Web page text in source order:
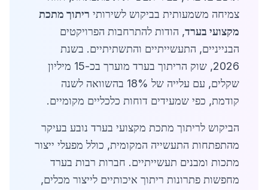
צמיחה משמעותית בביקוש לשירותי ריתוך מתכת
מקצועי בערד, הודות להתרחבות הפרויקטים
הבנייניים, התעשייתיים והתשתיתיים. בשנת
2026, שוק הריתוך בערד מוערך בכ-15 מיליון
שקלים, עם עלייה של 18% בהשוואה לשנה
קודמת, כפי שמעידים דוחות כלכליים מקומיים.
הביקוש לריתוך מתכת מקצועי בערד נובע בעיקר
מהתפתחות התעשייה המקומית, כולל מפעלי ייצור
מתכות ומבנים תעשייתיים. חברות רבות בערד
מחפשות פתרונות ריתוך איכותיים לייצור מכלים,